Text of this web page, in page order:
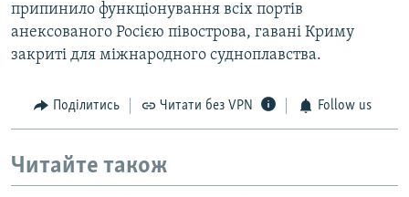
припинило функціонування всіх портів
анексованого Росією півострова, гавані Криму
закриті для міжнародного судноплавства.
Поділитись Читати без VPN Follow us
Читайте також